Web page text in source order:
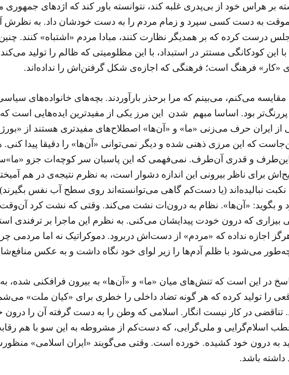
بر هراس خود از بی‌پدری غلبه کند، نتوانسته باور کند که اژدهای
به دست کسی سپرد و زمام مردم را به دست خودشان داد. به نظرش
درست کرده که بر همدیگر نظارت کنند، مبادا مردم «اشتباه» کنند.
این کودکانگی مستتر در استبداد، با این مظلومیتی که ظالم را تولید
«کار» فرهنگ است؛ فرهنگی که اجازه‌ی شکل گرفتن‌اش را نداده‌اند.
مقایسه می‌کنم، می‌بینم که مرا برحذر بارآوردند. بچه‌های خانواده‌های
پررنگ‌تر بود. اساسا مبهم شدن این مرز یکی از مفیدترین ایده‌هایی است
از ایران حرف می‌زنی «ما» و «آن‌ها» اصطلاح‌های مفیدتری هستند از
که این مرزی ذهنی شده و دیگر نمی‌توانی «آن‌ها» را دقیقا پیدا
و قدری آن‌طرف. نمی‌فهمی که این پاسبان سر کوچه‌ات جزو «ما»ست
برای ناظر بیرونی این اندازه دشوار است، به نظرم نتیجه‌ی در هم
نکبت نبالیده‌اند (یا دست‌کم گاهی می‌توانسته‌اند روی سطح آب نفس
بگوید: «آن‌ها». نظام به درون‌ات نشت می‌کند. وقتی که نشت کرد آن‌وقت
بیزاری که درون خودت پیدایشان می‌کنی. به نظرم این ماجرا بر ترفندی
اجازه نداده که «مردم» از دست‌اش دربرود. دموکراتیک نه اما مردمی
چه‌طور می‌شود با ظلم آدم‌ها را زیر لوای خود نگاه داشت و به عکس
در این است که تنش‌های میان «ما» و «آن‌ها» به بیرون فرافکنی شده، به
را تولید کرده که هر گونه تضاد داخلی را خطری برای «کیان ملت»
تناقضی در کار نیست انگار. اسلامی که وطن را به دست گرفته آن را
اسلام‌گرایی و ملی‌گرایی، که دست‌کم از مشروطه به این سو با هم رقابت
به درون خود کشیده. خورده است. وقتی می‌گویند «ایران اسلامی»
داشته باشد.